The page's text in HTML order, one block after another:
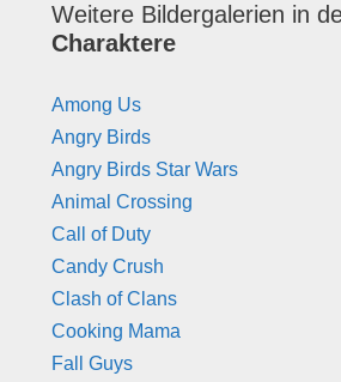
Weitere Bildergalerien in
Charaktere
Among Us
Angry Birds
Angry Birds Star Wars
Animal Crossing
Call of Duty
Candy Crush
Clash of Clans
Cooking Mama
Fall Guys